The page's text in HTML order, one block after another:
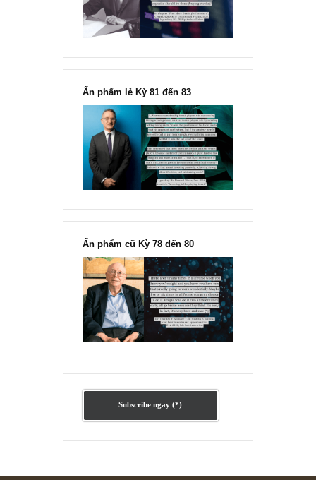
chỉ vì chiến tranh”, ngài Philip
Fisher
Ấn phẩm lẻ Kỳ 81 đến 83
Ấn phẩm cũ Kỳ 78 đến 80